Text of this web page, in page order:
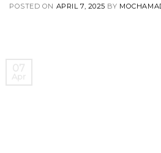
POSTED ON APRIL 7, 2025 BY